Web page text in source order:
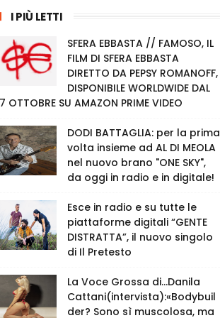
I PIÙ LETTI
SFERA EBBASTA // FAMOSO, IL
FILM DI SFERA EBBASTA
DIRETTO DA PEPSY ROMANOFF,
DISPONIBILE WORLDWIDE DAL
OTTOBRE SU AMAZON PRIME VIDEO
DODI BATTAGLIA: per la prima
volta insieme ad AL DI MEOLA
nel nuovo brano "ONE SKY",
da oggi in radio e in digitale!
Esce in radio e su tutte le
piattaforme digitali “GENTE
DISTRATTA”, il nuovo singolo
di Il Pretesto
La Voce Grossa di…Danila
Cattani(intervista):«Bodybuil
der? Sono sì muscolosa, ma